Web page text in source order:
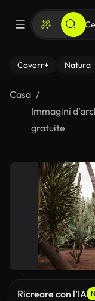
Coverr+ Natura
Casa
Immagini
gratuite
Ricreare con l’IA